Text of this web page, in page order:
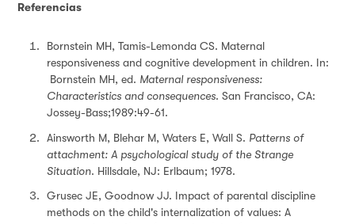
Referencias
Bornstein MH, Tamis-Lemonda CS. Maternal
responsiveness and cognitive development in children. In:
Bornstein MH, ed. Maternal responsiveness:
Characteristics and consequences. San Francisco, CA:
Jossey-Bass;1989:49-61.
Ainsworth M, Blehar M, Waters E, Wall S. Patterns of
attachment: A psychological study of the Strange
Situation. Hillsdale, NJ: Erlbaum; 1978.
Grusec JE, Goodnow JJ. Impact of parental discipline
methods on the child's internalization of values: A